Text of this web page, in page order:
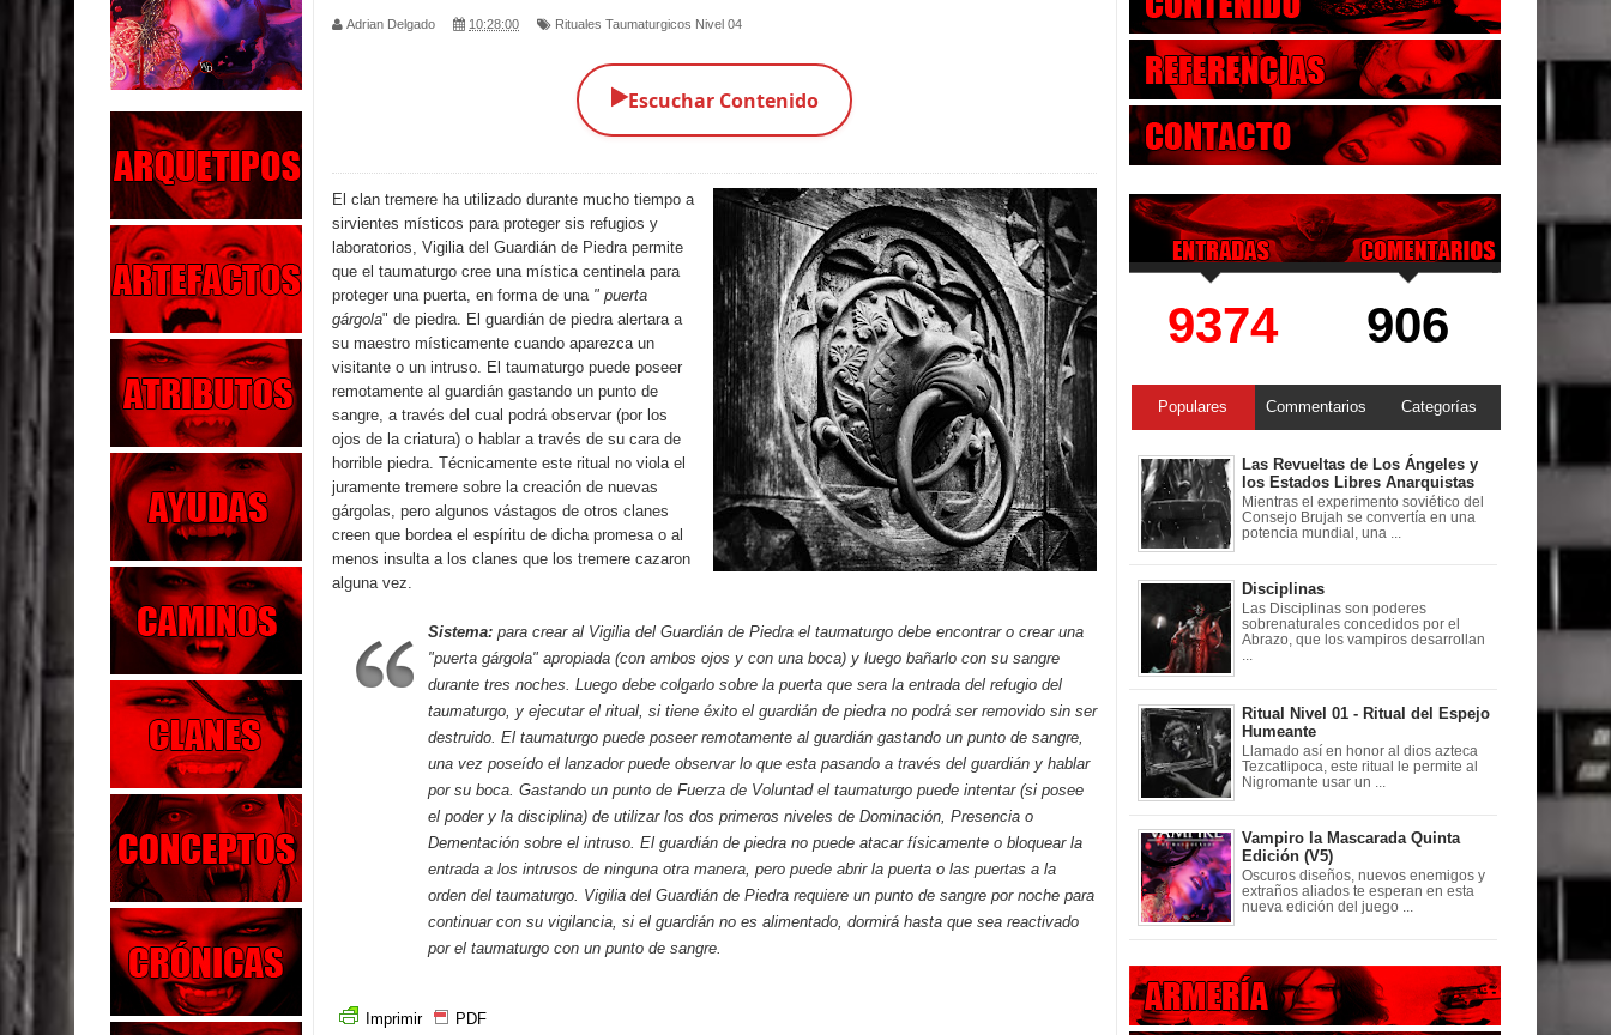
Parte 02: Los Muertos Gobiernan a los Vivos
Parte 01: Escondido a Plena Luz
Parte 02: El Enemigo de mi Enemigo
Parte 06: Coletazos
Parte 05: Los Horrores del Infierno
Parte 04: Oídos Sordos
Parte 03: La Traición
Parte 02: Vuelve el Hijo Prodigo
Parte 03: Reflexiones
Adrian Delgado 10:28:00 Rituales Taumaturgicos Nivel 04
▶️Escuchar Contenido
El clan tremere ha utilizado durante mucho tiempo a
sirvientes místicos para proteger sis refugios y
laboratorios, Vigilia del Guardián de Piedra permite
que el taumaturgo cree una mística centinela para
proteger una puerta, en forma de una " puerta
gárgola" de piedra. El guardián de piedra alertara a
su maestro místicamente cuando aparezca un
visitante o un intruso. El taumaturgo puede poseer
remotamente al guardián gastando un punto de
sangre, a través del cual podrá observar (por los
ojos de la criatura) o hablar a través de su cara de
horrible piedra. Técnicamente este ritual no viola el
juramente tremere sobre la creación de nuevas
gárgolas, pero algunos vástagos de otros clanes
creen que bordea el espíritu de dicha promesa o al
menos insulta a los clanes que los tremere cazaron
alguna vez.
Sistema: para crear al Vigilia del Guardián de Piedra el taumaturgo debe encontrar o crear una
"puerta gárgola" apropiada (con ambos ojos y con una boca) y luego bañarlo con su sangre
durante tres noches. Luego debe colgarlo sobre la puerta que sera la entrada del refugio del
taumaturgo, y ejecutar el ritual, si tiene éxito el guardián de piedra no podrá ser removido sin ser
destruido. El taumaturgo puede poseer remotamente al guardián gastando un punto de sangre,
una vez poseído el lanzador puede observar lo que esta pasando a través del guardián y hablar
por su boca. Gastando un punto de Fuerza de Voluntad el taumaturgo puede intentar (si posee
el poder y la disciplina) de utilizar los dos primeros niveles de Dominación, Presencia o
Dementación sobre el intruso. El guardián de piedra no puede atacar físicamente o bloquear la
entrada a los intrusos de ninguna otra manera, pero puede abrir la puerta o las puertas a la
orden del taumaturgo. Vigilia del Guardián de Piedra requiere un punto de sangre por noche para
continuar con su vigilancia, si el guardián no es alimentado, dormirá hasta que sea reactivado
por el taumaturgo con un punto de sangre.
Imprimir PDF
9374 906
Populares Commentarios Categorías
Las Revueltas de Los Ángeles y
los Estados Libres Anarquistas
Mientras el experimento soviético del
Consejo Brujah se convertía en una
potencia mundial, una ...
Disciplinas
Las Disciplinas son poderes
sobrenaturales concedidos por el
Abrazo, que los vampiros desarrollan
Ritual Nivel 01 - Ritual del Espejo
Humeante
Llamado así en honor al dios azteca
Tezcatlipoca, este ritual le permite al
Nigromante usar un ...
Vampiro la Mascarada Quinta
Edición (V5)
Oscuros diseños, nuevos enemigos y
extraños aliados te esperan en esta
nueva edición del juego ...